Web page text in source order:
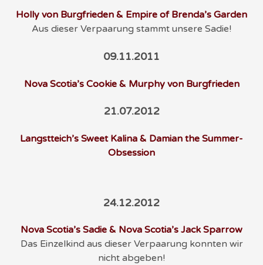
Holly von Burgfrieden & Empire of Brenda’s Garden
Aus dieser Verpaarung stammt unsere Sadie!
09.11.2011
Nova Scotia’s Cookie & Murphy von Burgfrieden
21.07.2012
Langstteich’s Sweet Kalina & Damian the Summer-
Obsession
24.12.2012
Nova Scotia’s Sadie & Nova Scotia’s Jack Sparrow
Das Einzelkind aus dieser Verpaarung konnten wir
nicht abgeben!